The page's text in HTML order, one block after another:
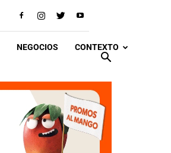
NEGOCIOS CONTEXTO